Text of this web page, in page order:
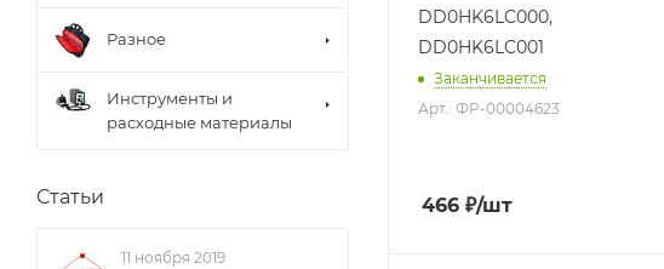
DD0HK6LC000,
DD0HK6LC001
Заканчивается
Арт.: ФР-00004623
466 ₽/шт
Разное
Инструменты и
расходные материалы
Статьи
11 ноября 2019